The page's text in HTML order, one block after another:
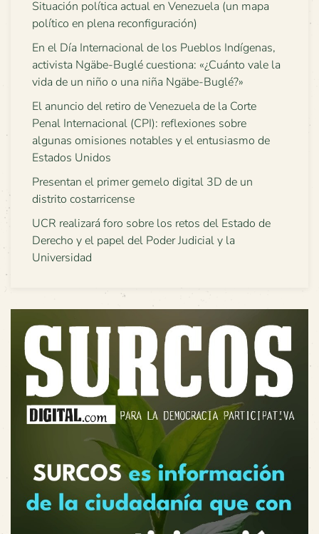
Situación política actual en Venezuela (un mapa
político en plena reconfiguración)
En el Día Internacional de los Pueblos Indígenas,
activista Ngäbe-Buglé cuestiona: «¿Cuánto vale la
vida de un niño o una niña Ngäbe-Buglé?»
El anuncio del retiro de Venezuela de la Corte
Penal Internacional (CPI): reflexiones sobre
algunas omisiones notables y el entusiasmo de
Estados Unidos
Presentan el primer gemelo digital 3D de un
distrito costarricense
UCR realizará foro sobre los retos del Estado de
Derecho y el papel del Poder Judicial y la
Universidad